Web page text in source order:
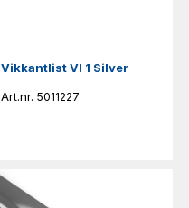
Vikkantlist VI 1 Silver
5011227